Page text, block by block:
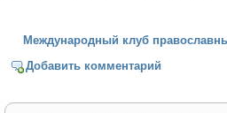
Международный клуб
Добавить комментарий